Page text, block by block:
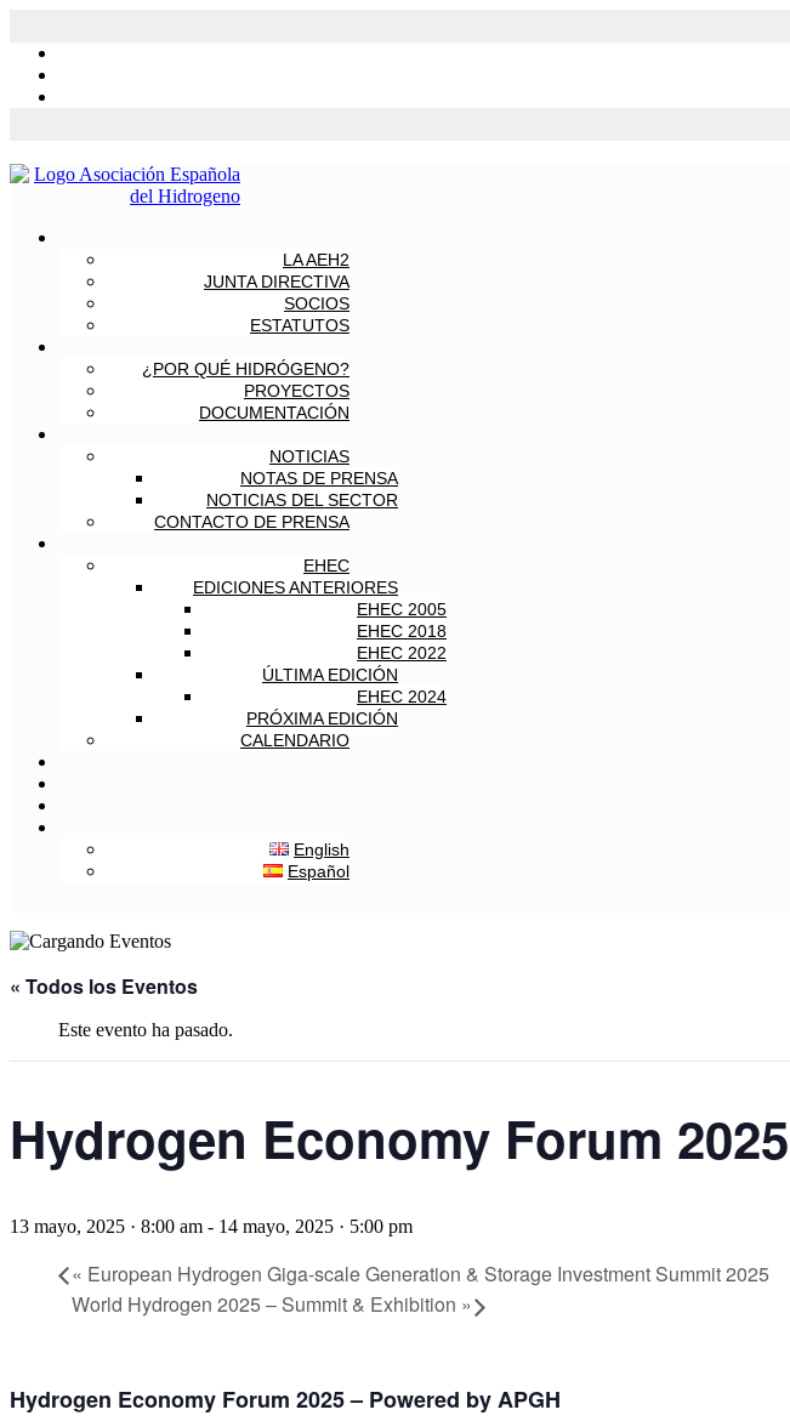
LA AEH2
JUNTA DIRECTIVA
SOCIOS
ESTATUTOS
¿POR QUÉ HIDRÓGENO?
PROYECTOS
DOCUMENTACIÓN
NOTICIAS
NOTAS DE PRENSA
NOTICIAS DEL SECTOR
CONTACTO DE PRENSA
EHEC
EDICIONES ANTERIORES
EHEC 2005
EHEC 2018
EHEC 2022
ÚLTIMA EDICIÓN
EHEC 2024
PRÓXIMA EDICIÓN
CALENDARIO
English
Español
« Todos los Eventos
Este evento ha pasado.
Hydrogen Economy Forum 2025
13 mayo, 2025 · 8:00 am - 14 mayo, 2025 · 5:00 pm
« European Hydrogen Giga-scale Generation & Storage Investment Summit 2025
World Hydrogen 2025 – Summit & Exhibition »
Hydrogen Economy Forum 2025 – Powered by APGH